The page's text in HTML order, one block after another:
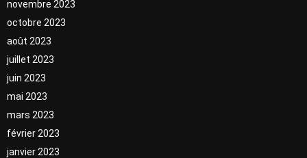
novembre 2023
octobre 2023
août 2023
juillet 2023
juin 2023
mai 2023
mars 2023
février 2023
janvier 2023